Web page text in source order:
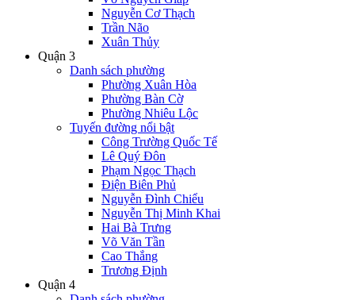
Nguyễn Cơ Thạch
Trần Não
Xuân Thủy
Quận 3
Danh sách phường
Phường Xuân Hòa
Phường Bàn Cờ
Phường Nhiêu Lộc
Tuyến đường nổi bật
Công Trường Quốc Tế
Lê Quý Đôn
Phạm Ngọc Thạch
Điện Biên Phủ
Nguyễn Đình Chiểu
Nguyễn Thị Minh Khai
Hai Bà Trưng
Võ Văn Tần
Cao Thắng
Trương Định
Quận 4